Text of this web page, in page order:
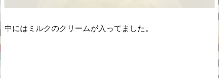
中にはミルクのクリームが入ってました。